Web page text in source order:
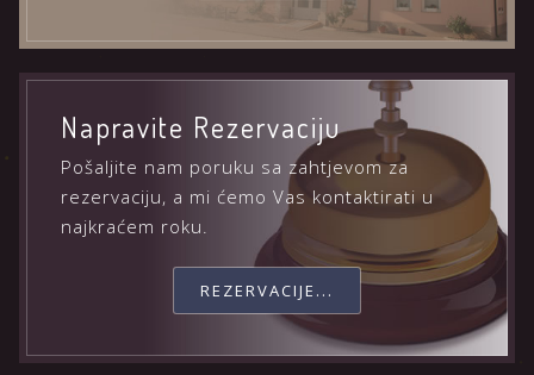
Napravite Rezervaciju
Pošaljite nam poruku sa zahtjevom za
rezervaciju, a mi ćemo Vas kontaktirati u
najkraćem roku.
REZERVACIJE...